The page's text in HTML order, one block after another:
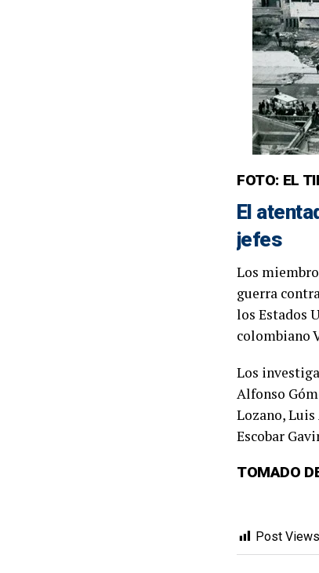
FOTO: EL
El
jefes
Los
guerra
los Estados
colombiano
Los
Alfonso
Lozano,
Escobar
TOMADO
Post